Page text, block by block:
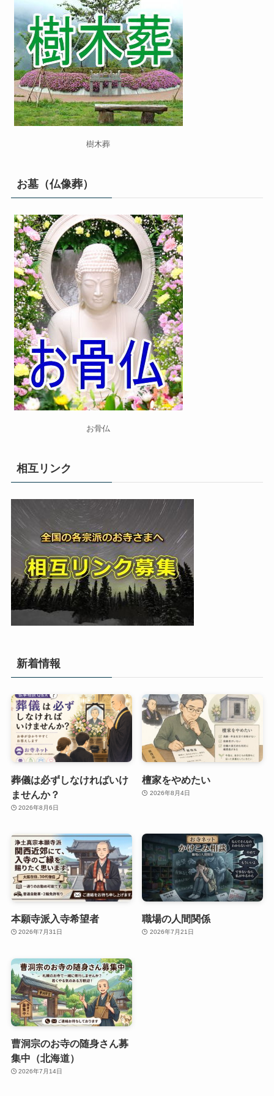
樹木葬
お墓（仏像葬）
お骨仏
相互リンク
新着情報
葬儀は必ずしなければいけ
ませんか？
2026年8月6日
檀家をやめたい
2026年8月4日
本願寺派入寺希望者
2026年7月31日
職場の人間関係
2026年7月21日
曹洞宗のお寺の随身さん募
集中（北海道）
2026年7月14日